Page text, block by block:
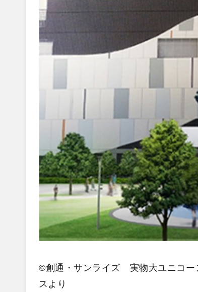
©創通・サンライズ 実物大ユニコ
スより